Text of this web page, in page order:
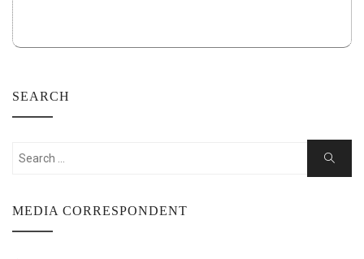
SEARCH
Search
Search
MEDIA CORRESPONDENT